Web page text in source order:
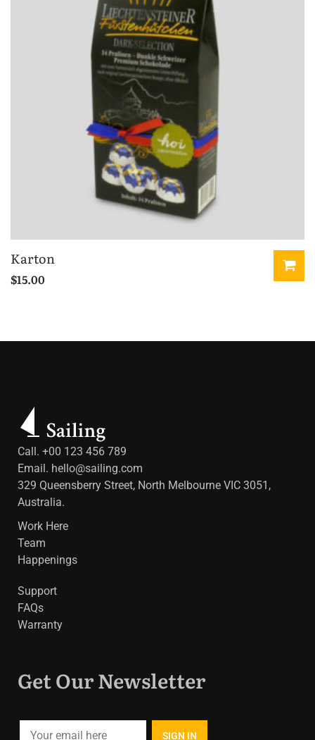
Karton
$15.00
Call. +00 123 456 789
Email. hello@sailing.com
329 Queensberry Street, North Melbourne VIC 3051,
Australia.
Work Here
Team
Happenings
Support
FAQs
Warranty
Get Our Newsletter